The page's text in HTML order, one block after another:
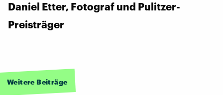
Daniel Etter, Fotograf und Pulitzer-
Preisträger
Weitere Beiträge